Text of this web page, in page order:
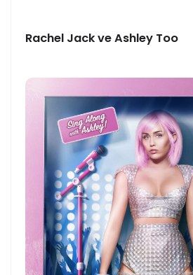
Rachel Jack ve Ashley Too